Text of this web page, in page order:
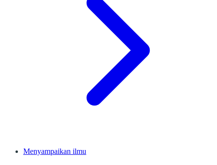
Menyampaikan ilmu